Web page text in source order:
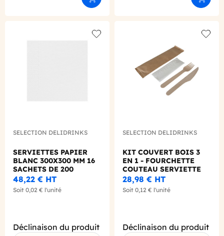
SELECTION DELIDRINKS
SERVIETTES PAPIER
BLANC 300X300 MM 16
SACHETS DE 200
48,22 € HT
Soit 0,02 € l'unité
Déclinaison du produit
SELECTION DELIDRINKS
KIT COUVERT BOIS 3
EN 1 - FOURCHETTE
COUTEAU SERVIETTE
X250
28,98 € HT
Soit 0,12 € l'unité
Déclinaison du produit